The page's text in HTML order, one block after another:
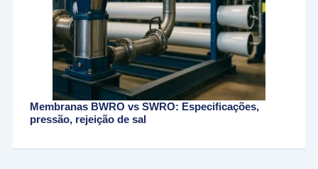
Membranas BWRO vs SWRO: Especificações,
pressão, rejeição de sal